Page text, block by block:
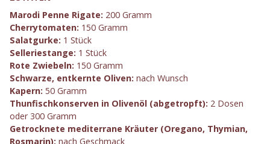
Marodi Penne Rigate: 200 Gramm
Cherrytomaten: 150 Gramm
Salatgurke: 1 Stück
Selleriestange: 1 Stück
Rote Zwiebeln: 150 Gramm
Schwarze, entkernte Oliven: nach Wunsch
Kapern: 50 Gramm
Thunfischkonserven in Olivenöl (abgetropft): 2 Dosen
oder 300 Gramm
Getrocknete mediterrane Kräuter (Oregano, Thymian,
Rosmarin): nach Geschmack